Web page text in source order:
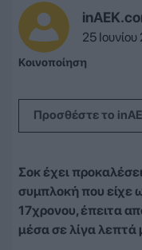
25
Κοινοποίηση
Προσθέστε το
Σοκ έχει
συμπλοκή που είχε
17χρονου, έπειτα
μέσα σε λίγα